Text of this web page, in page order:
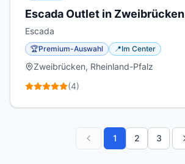
Escada Outlet in Zweibrücken
Escada
🏆Premium-Auswahl 📍Im Center
Zweibrücken, Rheinland-Pfalz
(4)
1 2 3